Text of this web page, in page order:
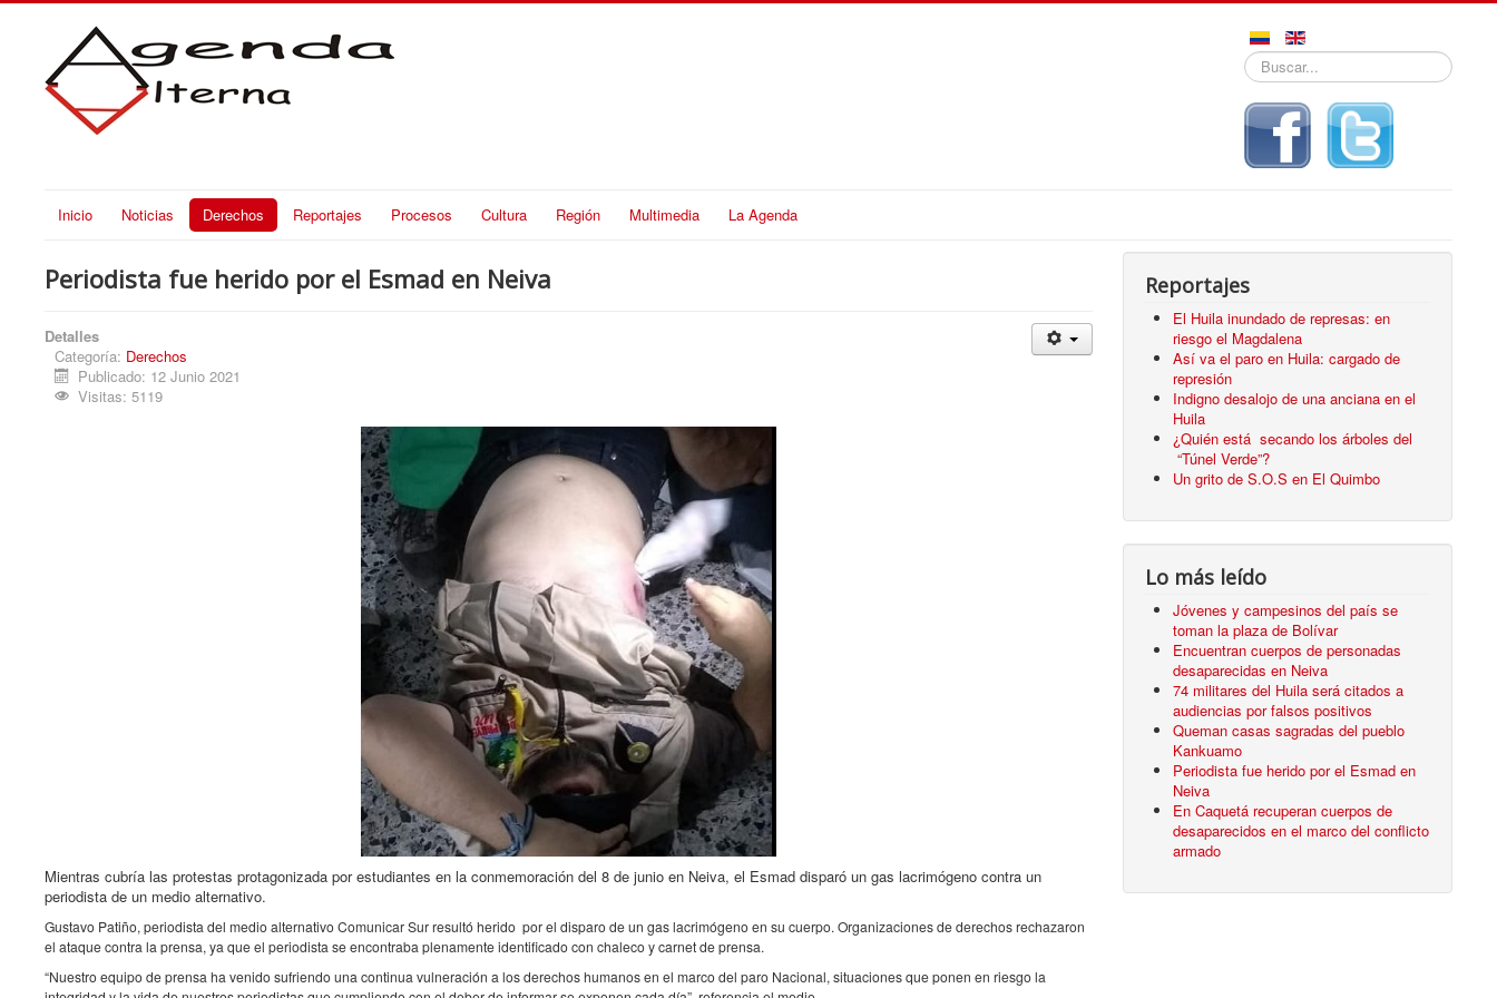
Buscar...
Inicio Noticias Derechos Reportajes Procesos Cultura Región Multimedia La Agenda
Periodista fue herido por el Esmad en Neiva
Detalles
Categoría: Derechos
Publicado: 12 Junio 2021
Visitas: 5119
Mientras cubría las protestas protagonizada por estudiantes en la conmemoración del 8 de junio en Neiva, el Esmad disparó un gas lacrimógeno contra un
periodista de un medio alternativo.
Gustavo Patiño, periodista del medio alternativo Comunicar Sur resultó herido por el disparo de un gas lacrimógeno en su cuerpo. Organizaciones de derechos rechazaron
el ataque contra la prensa, ya que el periodista se encontraba plenamente identificado con chaleco y carnet de prensa.
“Nuestro equipo de prensa ha venido sufriendo una continua vulneración a los derechos humanos en el marco del paro Nacional, situaciones que ponen en riesgo la
Reportajes
El Huila inundado de represas: en
riesgo el Magdalena
Así va el paro en Huila: cargado de
represión
Indigno desalojo de una anciana en el
Huila
¿Quién está secando los árboles del
“Túnel Verde”?
Un grito de S.O.S en El Quimbo
Lo más leído
Jóvenes y campesinos del país se
toman la plaza de Bolívar
Encuentran cuerpos de personadas
desaparecidas en Neiva
74 militares del Huila será citados a
audiencias por falsos positivos
Queman casas sagradas del pueblo
Kankuamo
Periodista fue herido por el Esmad en
Neiva
En Caquetá recuperan cuerpos de
desaparecidos en el marco del conflicto
armado